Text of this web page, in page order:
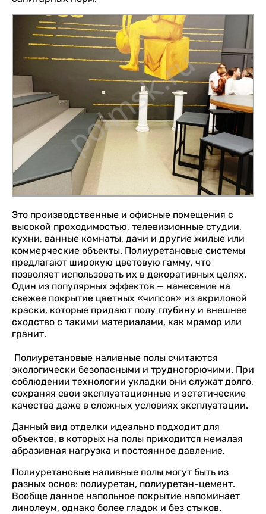
Это производственные и офисные помещения с
высокой проходимостью, телевизионные студии,
кухни, ванные комнаты, дачи и другие жилые или
коммерческие объекты. Полиуретановые системы
предлагают широкую цветовую гамму, что
позволяет использовать их в декоративных целях.
Один из популярных эффектов — нанесение на
свежее покрытие цветных «чипсов» из акриловой
краски, которые придают полу глубину и внешнее
сходство с такими материалами, как мрамор или
гранит.
Полиуретановые наливные полы считаются
экологически безопасными и трудногорючими. При
соблюдении технологии укладки они служат долго,
сохраняя свои эксплуатационные и эстетические
качества даже в сложных условиях эксплуатации.
Данный вид отделки идеально подходит для
объектов, в которых на полы приходится немалая
абразивная нагрузка и постоянное давление.
Полиуретановые наливные полы могут быть из
разных основ: полиуретан, полиуретан-цемент.
Вообще данное напольное покрытие напоминает
линолеум, однако более гладок и без стыков.